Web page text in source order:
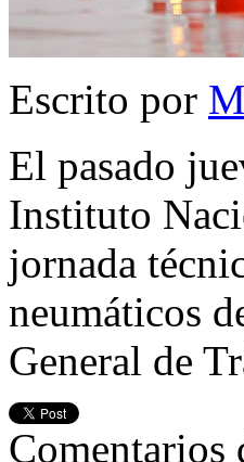
Escrito por
El pasado
Instituto
jornada
neumáticos
General de
Comentarios